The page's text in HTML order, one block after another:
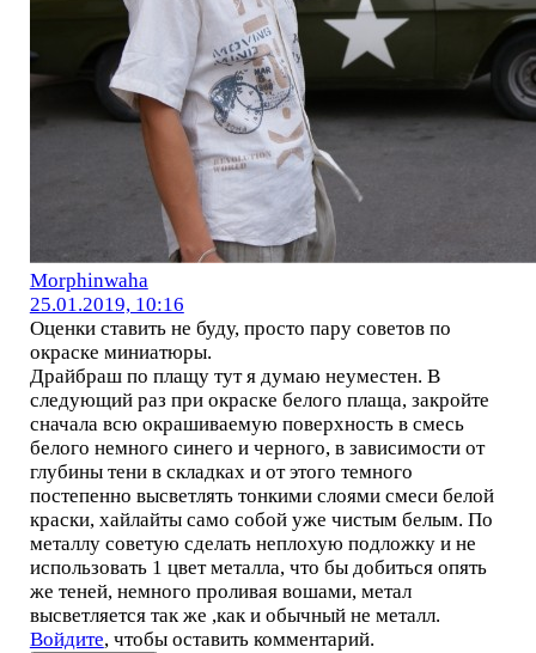
Morphinwaha
25.01.2019, 10:16
Оценки ставить не буду, просто пару советов по
окраске миниатюры.
Драйбраш по плащу тут я думаю неуместен. В
следующий раз при окраске белого плаща, закройте
сначала всю окрашиваемую поверхность в смесь
белого немного синего и черного, в зависимости от
глубины тени в складках и от этого темного
постепенно высветлять тонкими слоями смеси белой
краски, хайлайты само собой уже чистым белым. По
металлу советую сделать неплохую подложку и не
использовать 1 цвет металла, что бы добиться опять
же теней, немного проливая вошами, метал
высветляется так же ,как и обычный не металл.
Войдите, чтобы оставить комментарий.